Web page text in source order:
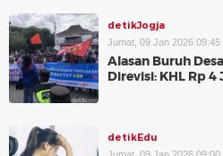
detikJogja
Jumat, 09 Jan 2026 09:45
Alasan Buruh
Direvisi: KHL Rp 4
detikEdu